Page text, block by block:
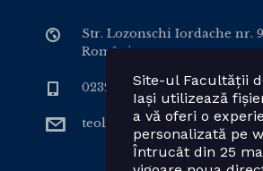
Str. Lozonschi Iordache nr.
România
0232 201328; 0232 201102 int.
teologie.ortodoxa@uaic.ro
Site-ul Facultății
Iași utilizează
a vă oferi o
personalizată pe
Întrucât din 25